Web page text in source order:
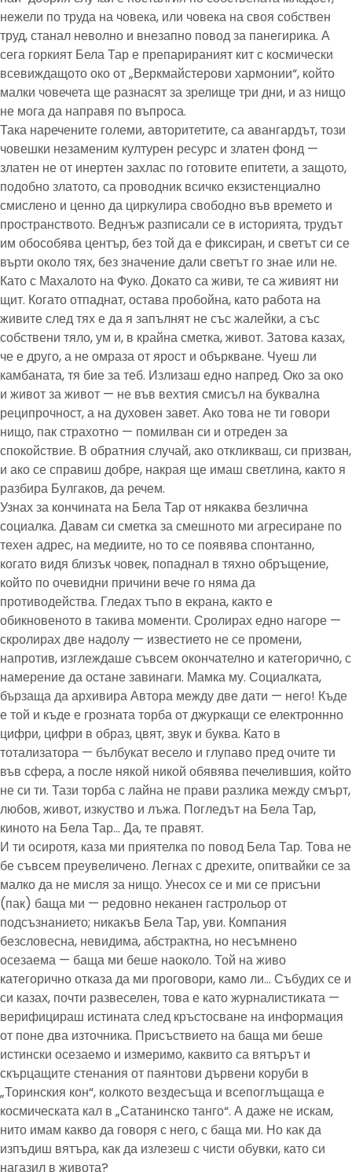
нежели по труда на човека, или човека на своя собствен
труд, станал неволно и внезапно повод за панегирика. А
сега горкият Бела Тар е препарираният кит с космически
всевиждащото око от „Веркмайстерови хармонии“, който
малки човечета ще разнасят за зрелище три дни, и аз нищо
не мога да направя по въпроса.
Така наречените големи, авторитетите, са авангардът, този
човешки незаменим културен ресурс и златен фонд —
златен не от инертен захлас по готовите епитети, а защото,
подобно златото, са проводник всичко екзистенциално
смислено и ценно да циркулира свободно във времето и
пространството. Веднъж разписали се в историята, трудът
им обособява център, без той да е фиксиран, и светът си се
върти около тях, без значение дали светът го знае или не.
Като с Махалото на Фуко. Докато са живи, те са живият ни
щит. Когато отпаднат, остава пробойна, като работа на
живите след тях е да я запълнят не със жалейки, а със
собствени тяло, ум и, в крайна сметка, живот. Затова казах,
че е друго, а не омраза от ярост и объркване. Чуеш ли
камбаната, тя бие за теб. Излизаш едно напред. Око за око
и живот за живот — не във вехтия смисъл на буквална
реципрочност, а на духовен завет. Ако това не ти говори
нищо, пак страхотно — помилван си и отреден за
спокойствие. В обратния случай, ако откликваш, си призван,
и ако се справиш добре, накрая ще имаш светлина, както я
разбира Булгаков, да речем.
Узнах за кончината на Бела Тар от някаква безлична
социалка. Давам си сметка за смешното ми агресиране по
техен адрес, на медиите, но то се появява спонтанно,
когато видя близък човек, попаднал в тяхно обръщение,
който по очевидни причини вече го няма да
противодейства. Гледах тъпо в екрана, както е
обикновеното в такива моменти. Сролирах едно нагоре —
скролирах две надолу — известието не се промени,
напротив, изглеждаше съвсем окончателно и категорично, с
намерение да остане завинаги. Мамка му. Социалката,
бързаща да архивира Автора между две дати — него! Къде
е той и къде е грозната торба от джуркащи се електроннно
цифри, цифри в образ, цвят, звук и буква. Като в
тотализатора — бълбукат весело и глупаво пред очите ти
във сфера, а после някой никой обявява печелившия, който
не си ти. Тази торба с лайна не прави разлика между смърт,
любов, живот, изкуство и лъжа. Погледът на Бела Тар,
киното на Бела Тар… Да, те правят.
И ти осиротя, каза ми приятелка по повод Бела Тар. Това не
бе съвсем преувеличено. Легнах с дрехите, опитвайки се за
малко да не мисля за нищо. Унесох се и ми се присъни
(пак) баща ми — редовно неканен гастрольор от
подсъзнанието; никакъв Бела Тар, уви. Компания
безсловесна, невидима, абстрактна, но несъмнено
осезаема — баща ми беше наоколо. Той на живо
категорично отказа да ми проговори, камо ли… Събудих се и
си казах, почти развеселен, това е като журналистиката —
верифицираш истината след кръстосване на информация
от поне два източника. Присъствието на баща ми беше
истински осезаемо и измеримо, каквито са вятърът и
скърцащите стенания от паянтови дървени коруби в
„Торинския кон“, колкото вездесъща и всепоглъщаща е
космическата кал в „Сатанинско танго“. А даже не искам,
нито имам какво да говоря с него, с баща ми. Но как да
изпъдиш вятъра, как да излезеш с чисти обувки, като си
нагазил в живота?